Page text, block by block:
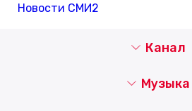
Новости СМИ2
Канал
Музыка